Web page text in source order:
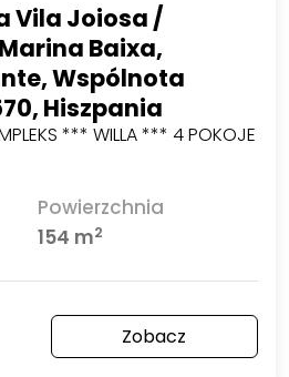
Vila Joiosa /
Baixa,
Wspólnota
Hiszpania
*** WILLA *** 4 POKOJE
Powierzchnia
154 m2
Zobacz